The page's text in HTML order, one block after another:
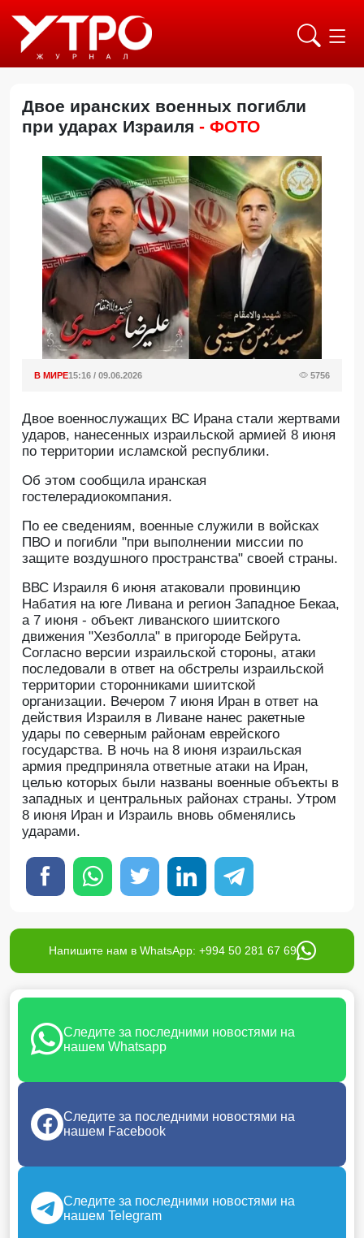
Двое иранских военных погибли
при ударах Израиля - ФОТО
В МИРЕ15:16 / 09.06.2026 5756
Двое военнослужащих ВС Ирана стали жертвами
ударов, нанесенных израильской армией 8 июня
по территории исламской республики.
Oб этом сообщила иранская
гостелерадиокомпания.
По ее сведениям, военные служили в войсках
ПВО и погибли "при выполнении миссии по
защите воздушного пространства" своей страны.
ВВС Израиля 6 июня атаковали провинцию
Набатия на юге Ливана и регион Западное Бекаа,
а 7 июня - объект ливанского шиитского
движения "Хезболла" в пригороде Бейрута.
Согласно версии израильской стороны, атаки
последовали в ответ на обстрелы израильской
территории сторонниками шиитской
организации. Вечером 7 июня Иран в ответ на
действия Израиля в Ливане нанес ракетные
удары по северным районам еврейского
государства. В ночь на 8 июня израильская
армия предприняла ответные атаки на Иран,
целью которых были названы военные объекты в
западных и центральных районах страны. Утром
8 июня Иран и Израиль вновь обменялись
ударами.
Напишите нам в WhatsApp: +994 50 281 67 69
Следите за последними новостями на
нашем Whatsapp
Следите за последними новостями на
нашем Facebook
Следите за последними новостями на
нашем Telegram